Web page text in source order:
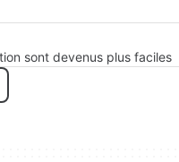
sont devenus plus faciles